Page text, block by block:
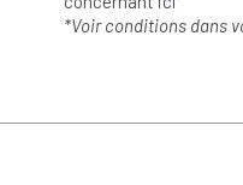
*Voir conditions dans